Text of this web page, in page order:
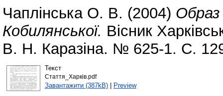
Чаплінська О. В. (2004)
Кобилянської. Вісник
В. Н. Каразіна. № 625-1. С.
Текст
Стаття_Харків.pdf
Завантажити (387kB)| Preview